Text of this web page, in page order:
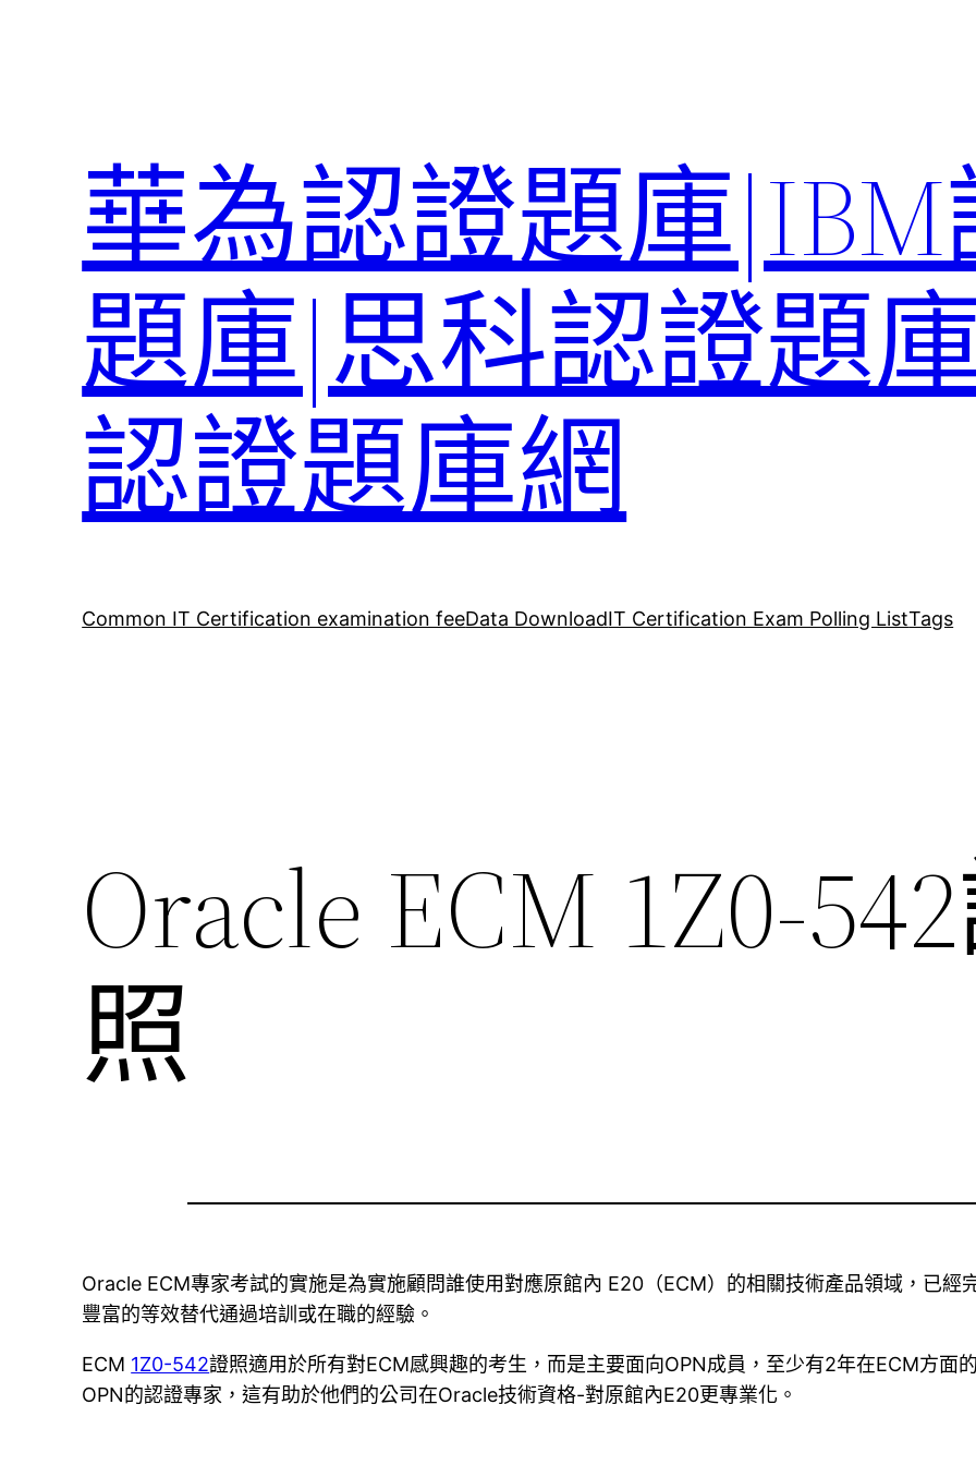
華為認證題庫
題庫|思科認證題
認證題庫網
Common IT Certification examination feeData DownloadIT Certification Exam Polling ListTags
Oracle ECM 1Z0-
照
Oracle ECM專家考試的實施是為實施顧問誰使用對應原館內 E20（ECM）的相關技術產品領域，已經
豐富的等效替代通過培訓或在職的經驗。
ECM 1Z0-542證照適用於所有對ECM感興趣的考生，而是主要面向OPN成員，至少有2年在ECM方面
OPN的認證專家，這有助於他們的公司在Oracle技術資格-對原館內E20更專業化。